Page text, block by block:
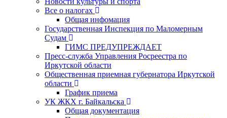
Все о налогах
Общая инфомация
Государственная Инспекция по Маломерным
Судам
ГИМС ПРЕДУПРЕЖДАЕТ
Пресс-служба Управления Росреестра по
Иркутской области
Общественная приемная губернатора Иркутской
области
График приема
УК ЖКХ г. Байкальска
Общая документация